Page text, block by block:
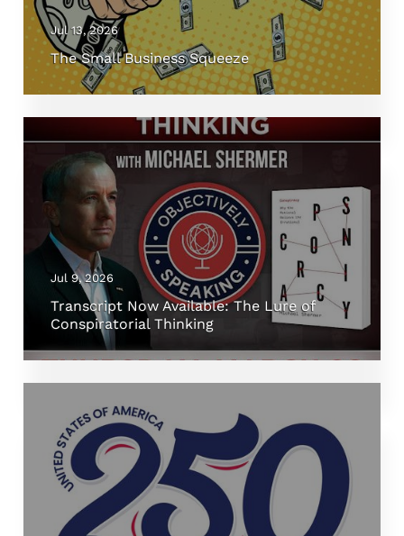
Jul 13, 2026
The Small Business Squeeze
Jul 9, 2026
Transcript Now Available: The Lure of
Conspiratorial Thinking